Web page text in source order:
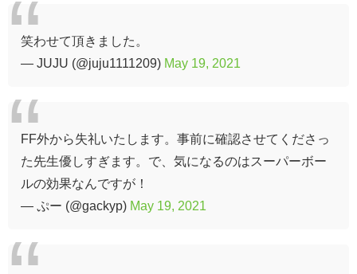
笑わせて頂きました。
— JUJU (@juju1111209) May 19, 2021
FF外から失礼いたします。事前に確認させてくださっ
た先生優しすぎます。で、気になるのはスーパーボー
ルの効果なんですが！
— ぷー (@gackyp) May 19, 2021